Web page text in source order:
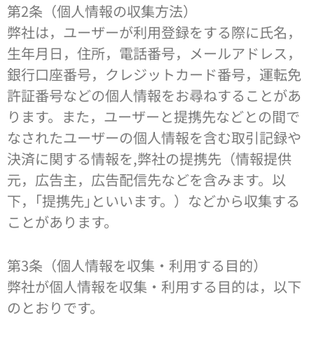
第2条（個人情報の収集方法）
弊社は，ユーザーが利用登録をする際に氏名，
生年月日，住所，電話番号，メールアドレス，
銀行口座番号，クレジットカード番号，運転免
許証番号などの個人情報をお尋ねすることがあ
ります。また，ユーザーと提携先などとの間で
なされたユーザーの個人情報を含む取引記録や
決済に関する情報を,弊社の提携先（情報提供
元，広告主，広告配信先などを含みます。以
下，｢提携先｣といいます。）などから収集する
ことがあります。
第3条（個人情報を収集・利用する目的）
弊社が個人情報を収集・利用する目的は，以下
のとおりです。